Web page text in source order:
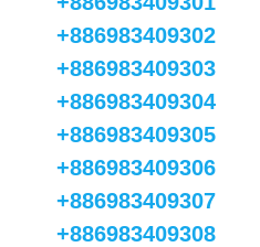
+886983409302
+886983409303
+886983409304
+886983409305
+886983409306
+886983409307
+886983409308